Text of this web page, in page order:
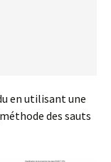
en utilisant une
des sauts